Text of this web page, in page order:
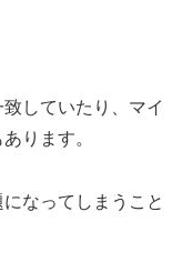
していたり、マイ
ります。
なってしまうこと